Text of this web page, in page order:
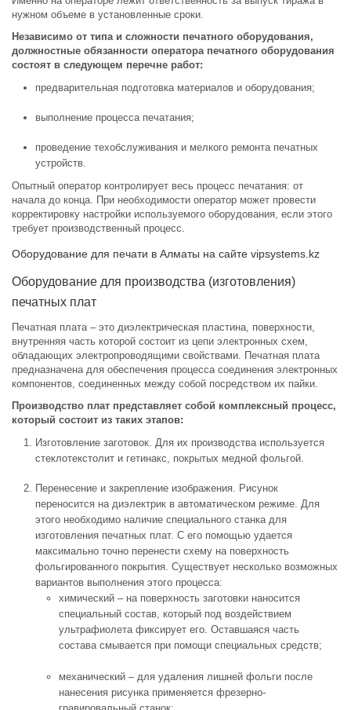
нужном объеме в установленные сроки.
Независимо от типа и сложности печатного оборудования,
должностные обязанности оператора печатного оборудования
состоят в следующем перечне работ:
предварительная подготовка материалов и оборудования;
выполнение процесса печатания;
проведение техобслуживания и мелкого ремонта печатных
устройств.
Опытный оператор контролирует весь процесс печатания: от
начала до конца. При необходимости оператор может провести
корректировку настройки используемого оборудования, если этого
требует производственный процесс.
Оборудование для печати в Алматы на сайте vipsystems.kz
Оборудование для производства (изготовления)
печатных плат
Печатная плата – это диэлектрическая пластина, поверхности,
внутренняя часть которой состоит из цепи электронных схем,
обладающих электропроводящими свойствами. Печатная плата
предназначена для обеспечения процесса соединения электронных
компонентов, соединенных между собой посредством их пайки.
Производство плат представляет собой комплексный процесс,
который состоит из таких этапов:
Изготовление заготовок. Для их производства используется
стеклотекстолит и гетинакс, покрытых медной фольгой.
Перенесение и закрепление изображения. Рисунок
переносится на диэлектрик в автоматическом режиме. Для
этого необходимо наличие специального станка для
изготовления печатных плат. С его помощью удается
максимально точно перенести схему на поверхность
фольгированного покрытия. Существует несколько возможных
вариантов выполнения этого процесса:
химический – на поверхность заготовки наносится
специальный состав, который под воздействием
ультрафиолета фиксирует его. Оставшаяся часть
состава смывается при помощи специальных средств;
механический – для удаления лишней фольги после
нанесения рисунка применяется фрезерно-